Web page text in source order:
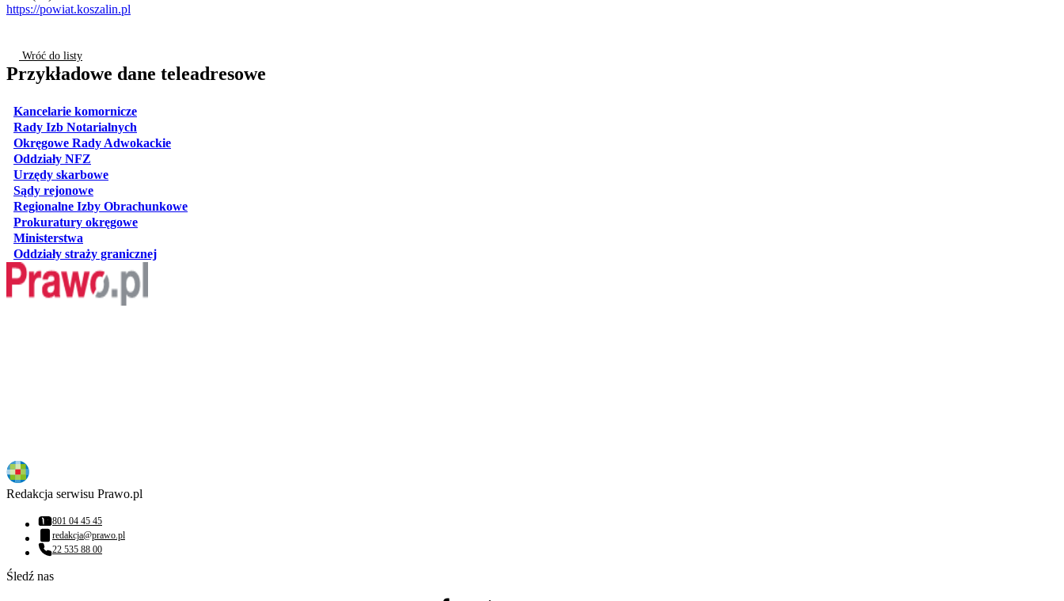
https://powiat.koszalin.pl
Wróć do listy
Przykładowe dane teleadresowe
Kancelarie komorniczeotwiera się w nowej karcie
Rady Izb Notarialnych
Okręgowe Rady Adwokackieotwiera się w nowej karcie
Oddziały NFZ
Urzędy skarboweotwiera się w nowej karcie
Sądy rejonoweotwiera się w nowej karcie
Regionalne Izby Obrachunkoweotwiera się w nowej karcie
Prokuratury okręgoweotwiera się w nowej karcie
Ministerstwa
Oddziały straży granicznejotwiera się w nowej karcie
Redakcja serwisu Prawo.pl
Numer telefonu:
801 04 45 45
Adres email:
redakcja@prawo.pl
Numer telefonu:
22 535 88 00
Śledź nas